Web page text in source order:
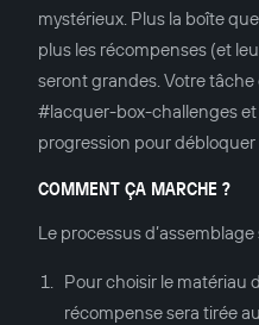
mystérieux. Plus la boîte
plus les récompenses (et
seront grandes. Votre tâche
#lacquer-box-challenges et
progression pour
COMMENT ÇA MARCHE ?
Le processus
Pour choisir le matériau
récompense sera tirée